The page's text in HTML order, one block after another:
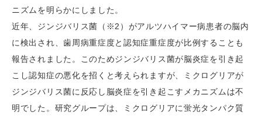
ニズムを明らかにしました。
近年、ジンジバリス菌（※2）がアルツハイマー病患者の脳内
に検出され、歯周病重症度と認知症重症度が比例することも
報告されました。このためジンジバリス菌が脳炎症を引き起
こし認知症の悪化を招くと考えられますが、ミクログリアが
ジンジバリス菌に反応し脳炎症を引き起こすメカニズムは不
明でした。研究グループは、ミクログリアに蛍光タンパク質